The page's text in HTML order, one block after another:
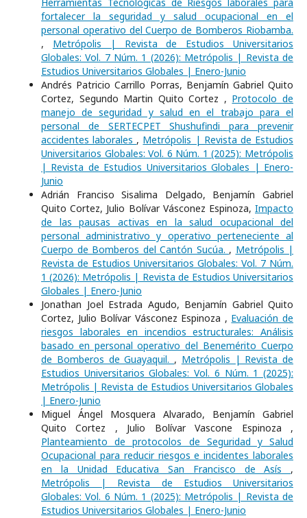
Herramientas Tecnológicas de Riesgos laborales para
fortalecer la seguridad y salud ocupacional en el
personal operativo del Cuerpo de Bomberos Riobamba.
, Metrópolis | Revista de Estudios Universitarios
Globales: Vol. 7 Núm. 1 (2026): Metrópolis | Revista de
Estudios Universitarios Globales | Enero-Junio
Andrés Patricio Carrillo Porras, Benjamín Gabriel Quito
Cortez, Segundo Martin Quito Cortez , Protocolo de
manejo de seguridad y salud en el trabajo para el
personal de SERTECPET Shushufindi para prevenir
accidentes laborales , Metrópolis | Revista de Estudios
Universitarios Globales: Vol. 6 Núm. 1 (2025): Metrópolis
| Revista de Estudios Universitarios Globales | Enero-
Junio
Adrián Franciso Sisalima Delgado, Benjamín Gabriel
Quito Cortez, Julio Bolívar Vásconez Espinoza, Impacto
de las pausas activas en la salud ocupacional del
personal administrativo y operativo perteneciente al
Cuerpo de Bomberos del Cantón Sucúa. , Metrópolis |
Revista de Estudios Universitarios Globales: Vol. 7 Núm.
1 (2026): Metrópolis | Revista de Estudios Universitarios
Globales | Enero-Junio
Jonathan Joel Estrada Agudo, Benjamín Gabriel Quito
Cortez, Julio Bolívar Vásconez Espinoza , Evaluación de
riesgos laborales en incendios estructurales: Análisis
basado en personal operativo del Benemérito Cuerpo
de Bomberos de Guayaquil. , Metrópolis | Revista de
Estudios Universitarios Globales: Vol. 6 Núm. 1 (2025):
Metrópolis | Revista de Estudios Universitarios Globales
| Enero-Junio
Miguel Ángel Mosquera Alvarado, Benjamín Gabriel
Quito Cortez , Julio Bolívar Vascone Espinoza ,
Planteamiento de protocolos de Seguridad y Salud
Ocupacional para reducir riesgos e incidentes laborales
en la Unidad Educativa San Francisco de Asís ,
Metrópolis | Revista de Estudios Universitarios
Globales: Vol. 6 Núm. 1 (2025): Metrópolis | Revista de
Estudios Universitarios Globales | Enero-Junio